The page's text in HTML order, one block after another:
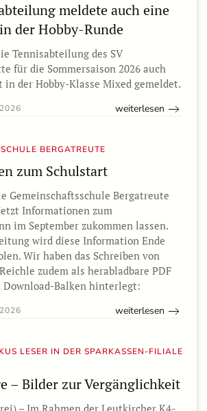
meldete auch eine
der Hobby-Runde
Tennisabteilung des SV
für die Sommersaison 2026 auch
in der Hobby-Klasse Mixed gemeldet.
weiterlesen
BERGATREUTE
zum Schulstart
Gemeinschaftsschule Bergatreute
Informationen zum
im September zukommen lassen.
wird diese Information Ende
Wir haben das Schreiben von
zudem als herabladbare PDF
Balken hinterlegt:
weiterlesen
LESER IN DER SPARKASSEN-FILIALE
– Bilder zur Vergänglichkeit